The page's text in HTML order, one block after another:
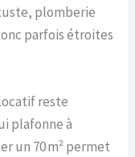
plomberie
parfois étroites
reste
plafonne à
un 70 m² permet